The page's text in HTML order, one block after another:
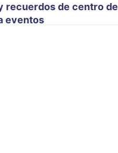
recuerdos de centro de
eventos